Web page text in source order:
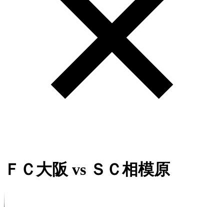
ＦＣ大阪 vs ＳＣ相模原